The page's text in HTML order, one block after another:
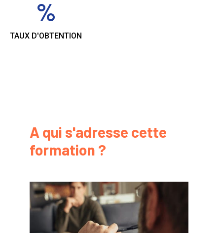
%
TAUX D'OBTENTION
A qui s'adresse cette
formation ?